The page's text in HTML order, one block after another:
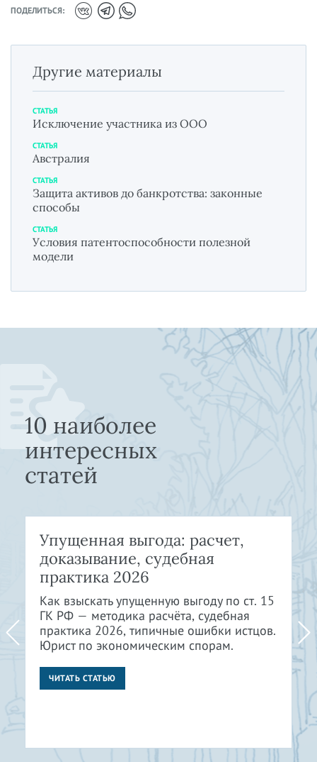
ПОДЕЛИТЬСЯ:
Другие материалы
СТАТЬЯ
Исключение участника из ООО
СТАТЬЯ
Австралия
СТАТЬЯ
Защита активов до банкротства: законные
способы
СТАТЬЯ
Условия патентоспособности полезной
модели
10 наиболее
интересных
статей
Упущенная выгода: расчет,
доказывание, судебная
практика 2026
Как взыскать упущенную выгоду по ст. 15
ГК РФ — методика расчёта, судебная
практика 2026, типичные ошибки истцов.
Юрист по экономическим спорам.
ЧИТАТЬ СТАТЬЮ